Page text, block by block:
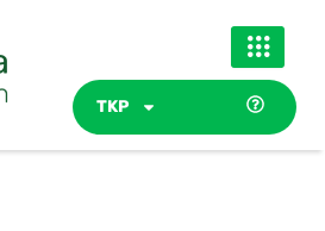
TKP